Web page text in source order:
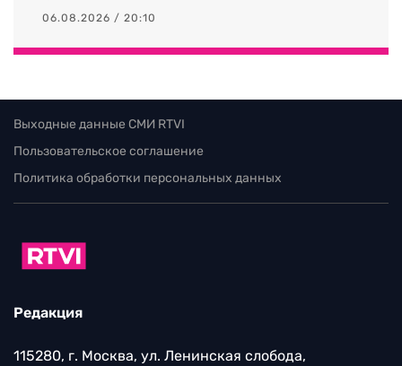
06.08.2026 / 20:10
Выходные данные СМИ RTVI
Пользовательское соглашение
Политика обработки персональных данных
Редакция
115280, г. Москва, ул. Ленинская слобода,